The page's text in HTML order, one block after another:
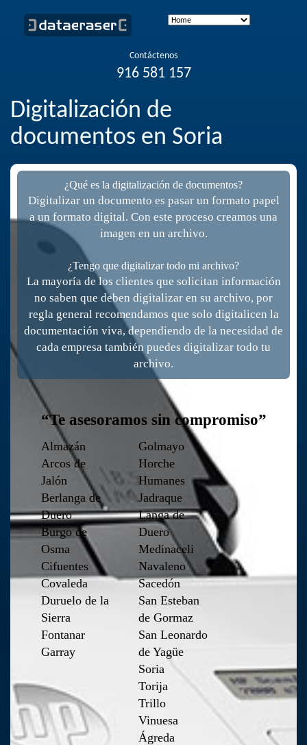
Contáctenos
916 581 157
Digitalización de
documentos en Soria
¿Qué es la digitalización de documentos?
Digitalizar un documento es pasar un formato papel
a un formato digital. Con este proceso creamos una
imagen en un archivo.
¿Tengo que digitalizar todo mi archivo?
La mayoría de los clientes que solicitan información
no saben que deben digitalizar en su archivo, por
regla general recomendamos que solo digitalicen la
documentación viva, dependiendo de la necesidad de
cada empresa también puedes digitalizar todo tu
archivo.
“Te asesoramos sin compromiso”
Almazán
Arcos de
Jalón
Berlanga de
Duero
Burgo de
Osma
Cifuentes
Covaleda
Duruelo de la
Sierra
Fontanar
Garray
Golmayo
Horche
Humanes
Jadraque
Langa de
Duero
Medinaceli
Navaleno
Sacedón
San Esteban
de Gormaz
San Leonardo
de Yagüe
Soria
Torija
Trillo
Vinuesa
Ágreda